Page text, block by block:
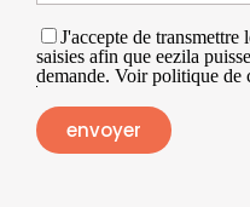
J'accepte de
saisies afin que eezila
demande. Voir politique de